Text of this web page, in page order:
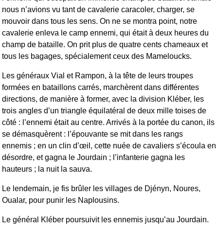
nous n’avions vu tant de cavalerie caracoler, charger, se
mouvoir dans tous les sens. On ne se montra point, notre
cavalerie enleva le camp ennemi, qui était à deux heures du
champ de bataille. On prit plus de quatre cents chameaux et
tous les bagages, spécialement ceux des Mameloucks.
Les généraux Vial et Rampon, à la tête de leurs troupes
formées en bataillons carrés, marchèrent dans différentes
directions, de manière à former, avec la division Kléber, les
trois angles d’un triangle équilatéral de deux mille toises de
côté : l’ennemi était au centre. Arrivés à la portée du canon, ils
se démasquèrent : l’épouvante se mit dans les rangs
ennemis ; en un clin d’œil, cette nuée de cavaliers s’écoula en
désordre, et gagna le Jourdain ; l’infanterie gagna les
hauteurs ; la nuit la sauva.
Le lendemain, je fis brûler les villages de Djényn, Noures,
Oualar, pour punir les Naplousins.
Le général Kléber poursuivit les ennemis jusqu’au Jourdain.